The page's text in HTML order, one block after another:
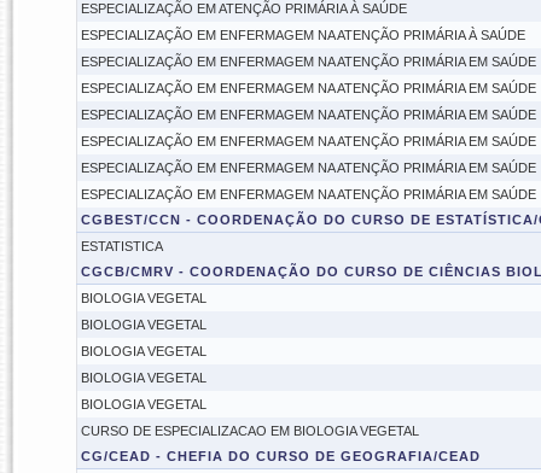
ESPECIALIZAÇÃO EM ATENÇÃO PRIMÁRIA À SAÚDE
ESPECIALIZAÇÃO EM ENFERMAGEM NA ATENÇÃO PRIMÁRIA À SAÚDE
ESPECIALIZAÇÃO EM ENFERMAGEM NA ATENÇÃO PRIMÁRIA EM SAÚDE
ESPECIALIZAÇÃO EM ENFERMAGEM NA ATENÇÃO PRIMÁRIA EM SAÚDE
ESPECIALIZAÇÃO EM ENFERMAGEM NA ATENÇÃO PRIMÁRIA EM SAÚDE
ESPECIALIZAÇÃO EM ENFERMAGEM NA ATENÇÃO PRIMÁRIA EM SAÚDE
ESPECIALIZAÇÃO EM ENFERMAGEM NA ATENÇÃO PRIMÁRIA EM SAÚDE
ESPECIALIZAÇÃO EM ENFERMAGEM NA ATENÇÃO PRIMÁRIA EM SAÚDE
CGBEST/CCN - COORDENAÇÃO DO CURSO DE ESTATÍSTICA/
ESTATISTICA
CGCB/CMRV - COORDENAÇÃO DO CURSO DE CIÊNCIAS
BIOLOGIA VEGETAL
BIOLOGIA VEGETAL
BIOLOGIA VEGETAL
BIOLOGIA VEGETAL
BIOLOGIA VEGETAL
CURSO DE ESPECIALIZACAO EM BIOLOGIA VEGETAL
CG/CEAD - CHEFIA DO CURSO DE GEOGRAFIA/CEAD